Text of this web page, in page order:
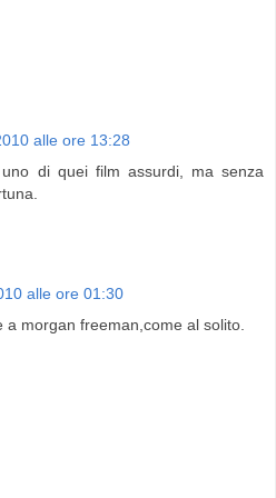
alle ore 13:28
di quei film assurdi, ma senza
alle ore 01:30
morgan freeman,come al solito.